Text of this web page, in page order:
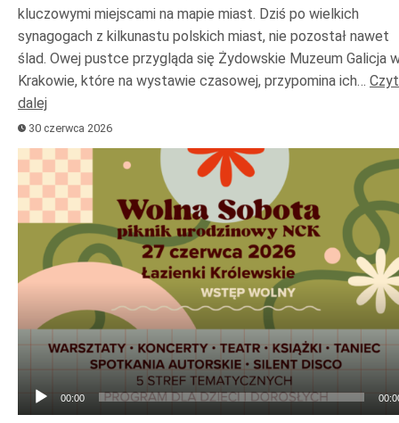
kluczowymi miejscami na mapie miast. Dziś po wielkich
synagogach z kilkunastu polskich miast, nie pozostał nawet
ślad. Owej pustce przygląda się Żydowskie Muzeum Galicja
Krakowie, które na wystawie czasowej, przypomina ich…
dalej
30 czerwca 2026
Odtwarzacz
plików
dźwiękowych
00:00